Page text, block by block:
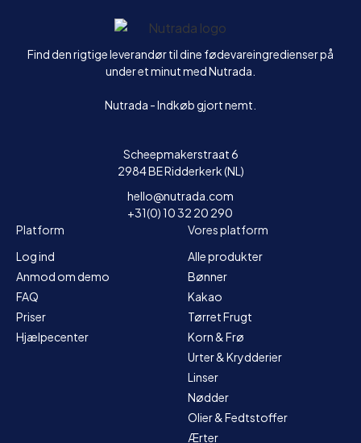
Hjem
Find den rigtige leverandør til dine fødevareingredienser på
under et minut med Nutrada.
Nutrada - Indkøb gjort nemt.
Scheepmakerstraat 6
2984 BE Ridderkerk (NL)
hello@nutrada.com
+31(0) 10 32 20 290
Platform
Log ind
Anmod om demo
FAQ
Priser
Hjælpecenter
Vores platform
Alle produkter
Bønner
Kakao
Tørret Frugt
Korn & Frø
Urter & Krydderier
Linser
Nødder
Olier & Fedtstoffer
Ærter